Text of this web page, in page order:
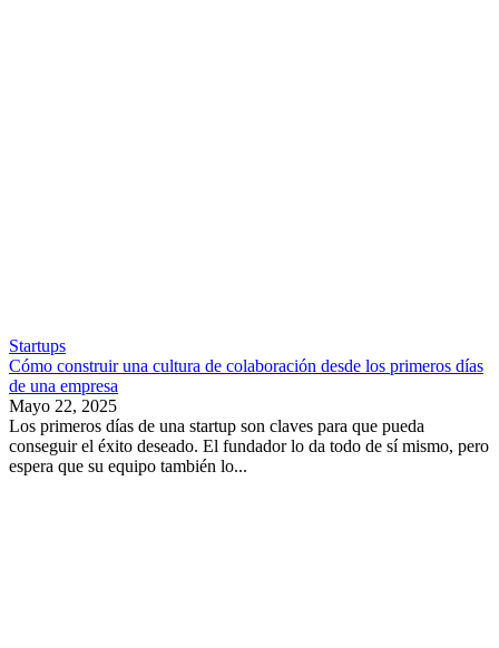
Startups
Cómo construir una cultura de colaboración desde los primeros días
de una empresa
Mayo 22, 2025
Los primeros días de una startup son claves para que pueda
conseguir el éxito deseado. El fundador lo da todo de sí mismo, pero
espera que su equipo también lo...